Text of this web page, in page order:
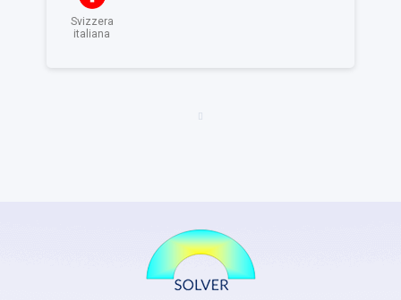
Svizzera
italiana